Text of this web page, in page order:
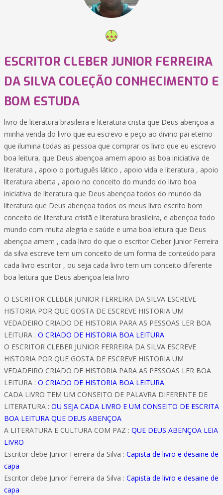
ESCRITOR CLEBER JUNIOR FERREIRA
DA SILVA COLEÇÃO CONHECIMENTO E
BOM ESTUDA
livro de literatura brasileira e literatura cristã que Deus abençoa a
minha venda do livro que eu escrevo e peço ao divino pai eterno
que ilumina todas as pessoa que comprar os livro que eu escrevo
boa leitura, que Deus abençoa amem apoio as boa iniciativa de
literatura , apoio o português lático , apoio vida e literatura , apoio
literatura aberta , apoio no conceito do mundo do livro boa
iniciativa de literatura que Deus abençoa todos do mundo da
literatura que Deus abençoa todos os meus livro escrito bom
conceito de literatura cristã e literatura brasileira, e abençoa todo
mundo com muita alegria e saúde e uma boa leitura que Deus
abençoa amem , cada livro do que o escritor Cleber Junior Ferreira
da silva escreve tem um conceito de um forma de conteúdo para
cada livro escritor , ou seja cada livro tem um conceito diferente
boa leitura que Deus abençoa leia livro
O ESCRITOR CLEBER JUNIOR FERREIRA DA SILVA ESCREVE
HISTORIA POR QUE GOSTA DE ESCREVE HISTORIA UM
VEDADEIRO CRIADO DE HISTORIA PARA AS PESSOAS LER BOA
LEITURA : O CRIADO DE HISTORIA BOA LEITURA
O ESCRITOR CLEBER JUNIOR FERREIRA DA SILVA ESCREVE
HISTORIA POR QUE GOSTA DE ESCREVE HISTORIA UM
VEDADEIRO CRIADO DE HISTORIA PARA AS PESSOAS LER BOA
LEITURA : O CRIADO DE HISTORIA BOA LEITURA
CADA LIVRO TEM UM CONSEITO DE PALAVRA DIFERENTE DE
LITERATURA : OU SEJA CADA LIVRO E UM CONSEITO DE ESCRITA
BOA LEITURA QUE DEUS ABENÇOA
A LITERATURA E CULTURA COM PAZ : QUE DEUS ABENÇOA LEIA
LIVRO
Escritor clebe Junior Ferreira da Silva : Capista de livro e desaine de
capa
Escritor clebe Junior Ferreira da Silva : Capista de livro e desaine de
capa